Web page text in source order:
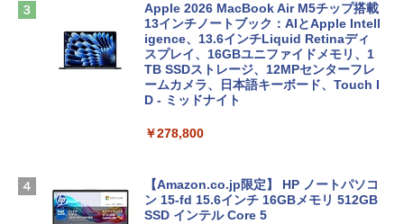
Apple 2026 MacBook Air M5チップ搭載
13インチノートブック：AIとApple Intell
igence、13.6インチLiquid Retinaディ
スプレイ、16GBユニファイドメモリ、1
TB SSDストレージ、12MPセンターフレ
ームカメラ、日本語キーボード、Touch I
D - ミッドナイト
￥278,800
【Amazon.co.jp限定】 HP ノートパソコ
ン 15-fd 15.6インチ 16GBメモリ 512GB
SSD インテル Core 5